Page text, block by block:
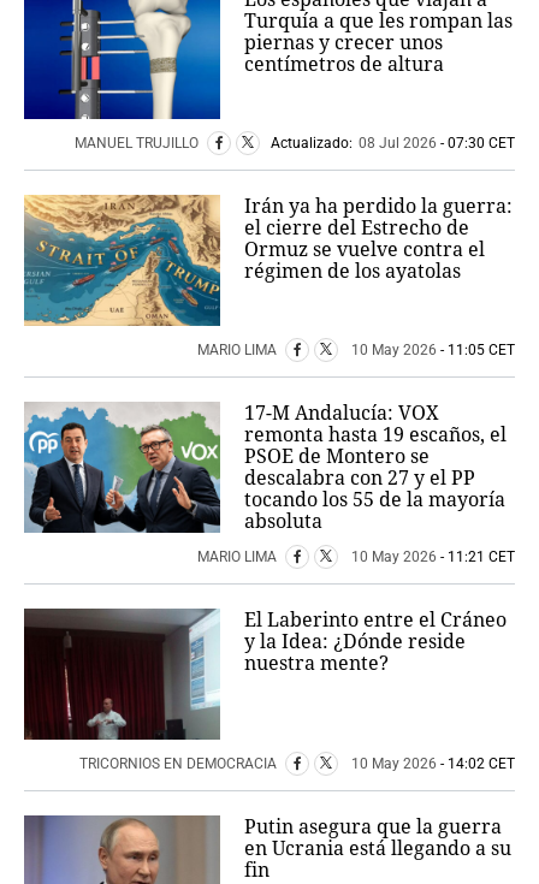
Turquía a que les rompan las
piernas y crecer unos
centímetros de altura
MANUEL TRUJILLO Actualizado: 08 Jul 2026 - 07:30 CET
Irán ya ha perdido la guerra:
el cierre del Estrecho de
Ormuz se vuelve contra el
régimen de los ayatolas
MARIO LIMA 10 May 2026 - 11:05 CET
17-M Andalucía: VOX
remonta hasta 19 escaños, el
PSOE de Montero se
descalabra con 27 y el PP
tocando los 55 de la mayoría
absoluta
MARIO LIMA 10 May 2026 - 11:21 CET
El Laberinto entre el Cráneo
y la Idea: ¿Dónde reside
nuestra mente?
TRICORNIOS EN DEMOCRACIA 10 May 2026 - 14:02 CET
Putin asegura que la guerra
en Ucrania está llegando a su
fin